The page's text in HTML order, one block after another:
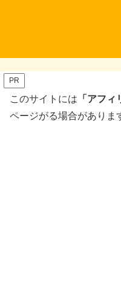
PR
このサイトには 「アフィ
ページがる場合がありま